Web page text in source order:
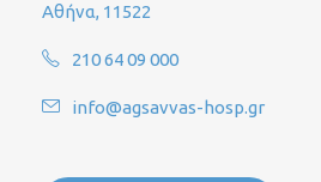
Αθήνα, 11522
210 64 09 000
info@agsavvas-hosp.gr